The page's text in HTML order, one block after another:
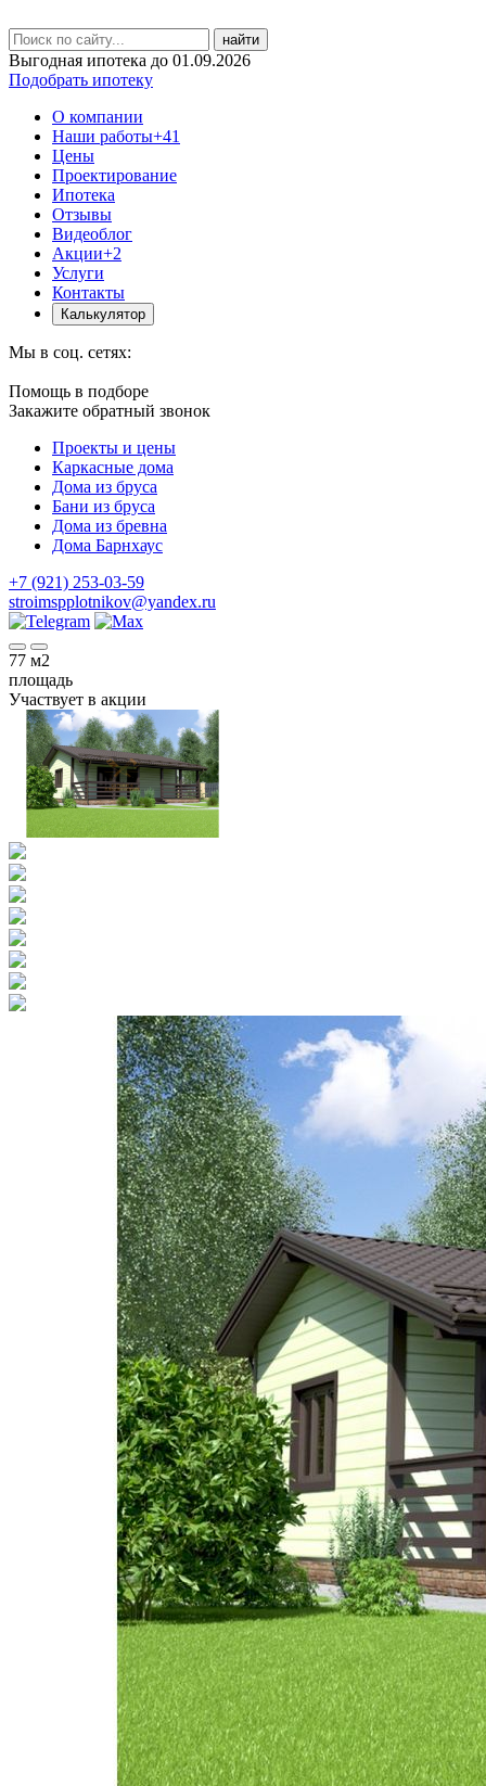
найти
Выгодная ипотека до 01.09.2026
Подобрать ипотеку
О компании
Наши работы+41
Цены
Проектирование
Ипотека
Отзывы
Видеоблог
Акции+2
Услуги
Контакты
Калькулятор
Мы в соц. сетях:
Помощь в подборе
Закажите обратный звонок
Проекты и цены
Каркасные дома
Дома из бруса
Бани из бруса
Дома из бревна
Дома Барнхаус
+7 (921) 253-03-59
stroimspplotnikov@yandex.ru
77 м2
площадь
Участвует в акции